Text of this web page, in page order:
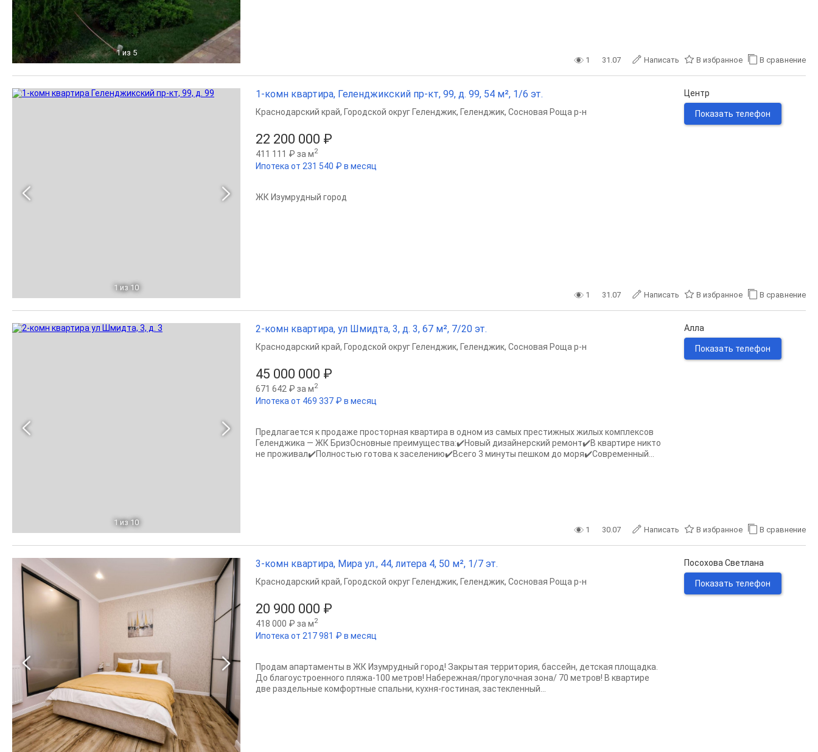
1 из 5
1 31.07 Написать В избранное В сравнение
1 из 10
1-комн квартира, Геленджикский пр-кт, 99, д. 99, 54 м², 1/6 эт.
22 200 000 ₽
411 111 ₽ за м2
Ипотека от 231 540 ₽ в месяц
Краснодарский край, Городской округ Геленджик, Геленджик, Сосновая Роща р-н
ЖК Изумрудный город
Центр
Показать телефон
1 31.07 Написать В избранное В сравнение
1 из 10
2-комн квартира, ул Шмидта, 3, д. 3, 67 м², 7/20 эт.
45 000 000 ₽
671 642 ₽ за м2
Ипотека от 469 337 ₽ в месяц
Краснодарский край, Городской округ Геленджик, Геленджик, Сосновая Роща р-н
Предлагается к продаже просторная квартира в одном из самых престижных жилых комплексов
Геленджика — ЖК БризОсновные преимущества:✔️Новый дизайнерский ремонт✔️В квартире никто
не проживал✔️Полностью готова к заселению✔️Всего 3 минуты пешком до моря✔️Современный...
Алла
Показать телефон
1 30.07 Написать В избранное В сравнение
3-комн квартира, Мира ул., 44, литера 4, 50 м², 1/7 эт.
20 900 000 ₽
418 000 ₽ за м2
Ипотека от 217 981 ₽ в месяц
Краснодарский край, Городской округ Геленджик, Геленджик, Сосновая Роща р-н
Продам апартаменты в ЖК Изумрудный город! Закрытая территория, бассейн, детская площадка.
До благоустроенного пляжа-100 метров! Набережная/прогулочная зона/ 70 метров! В квартире
две раздельные комфортные спальни, кухня-гостиная, застекленный...
Посохова Светлана
Показать телефон